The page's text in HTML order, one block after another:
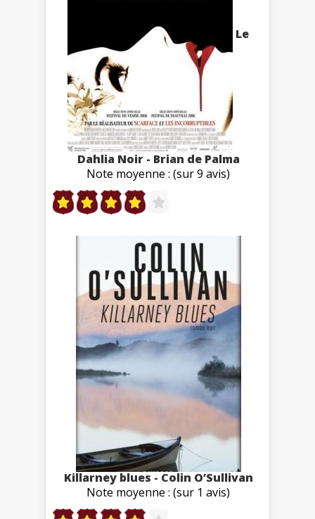
Le
Dahlia Noir - Brian de Palma
Note moyenne : (sur 9 avis)
Killarney blues - Colin O’Sullivan
Note moyenne : (sur 1 avis)